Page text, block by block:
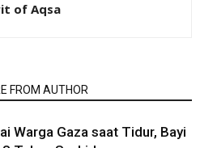
of Aqsa
FROM AUTHOR
Warga Gaza saat Tidur, Bayi